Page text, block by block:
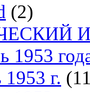
(2)
1953
г.